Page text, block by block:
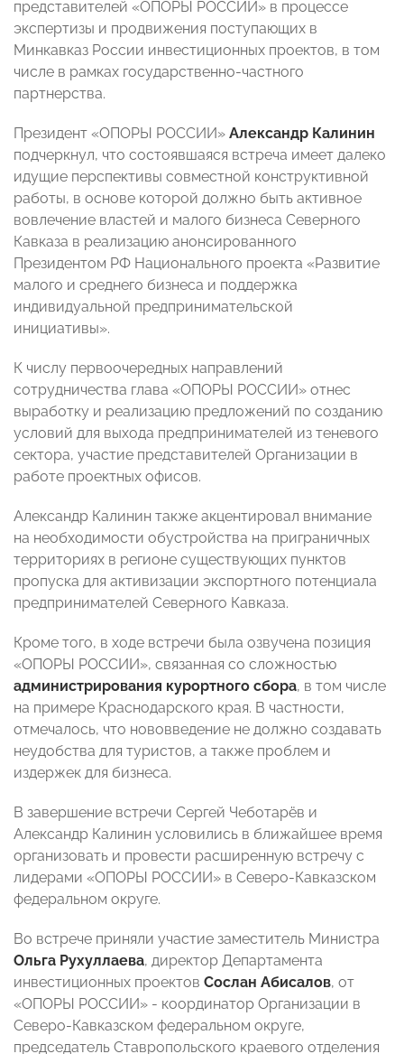
представителей «ОПОРЫ РОССИИ» в процессе
экспертизы и продвижения поступающих в
Минкавказ России инвестиционных проектов, в том
числе в рамках государственно-частного
партнерства.
Президент «ОПОРЫ РОССИИ» Александр Калинин
подчеркнул, что состоявшаяся встреча имеет далеко
идущие перспективы совместной конструктивной
работы, в основе которой должно быть активное
вовлечение властей и малого бизнеса Северного
Кавказа в реализацию анонсированного
Президентом РФ Национального проекта «Развитие
малого и среднего бизнеса и поддержка
индивидуальной предпринимательской
инициативы».
К числу первоочередных направлений
сотрудничества глава «ОПОРЫ РОССИИ» отнес
выработку и реализацию предложений по созданию
условий для выхода предпринимателей из теневого
сектора, участие представителей Организации в
работе проектных офисов.
Александр Калинин также акцентировал внимание
на необходимости обустройства на приграничных
территориях в регионе существующих пунктов
пропуска для активизации экспортного потенциала
предпринимателей Северного Кавказа.
Кроме того, в ходе встречи была озвучена позиция
«ОПОРЫ РОССИИ», связанная со сложностью
администрирования курортного сбора, в том числе
на примере Краснодарского края. В частности,
отмечалось, что нововведение не должно создавать
неудобства для туристов, а также проблем и
издержек для бизнеса.
В завершение встречи Сергей Чеботарёв и
Александр Калинин условились в ближайшее время
организовать и провести расширенную встречу с
лидерами «ОПОРЫ РОССИИ» в Северо-Кавказском
федеральном округе.
Во встрече приняли участие заместитель Министра
Ольга Рухуллаева, директор Департамента
инвестиционных проектов Сослан Абисалов, от
«ОПОРЫ РОССИИ» - координатор Организации в
Северо-Кавказском федеральном округе,
председатель Ставропольского краевого отделения